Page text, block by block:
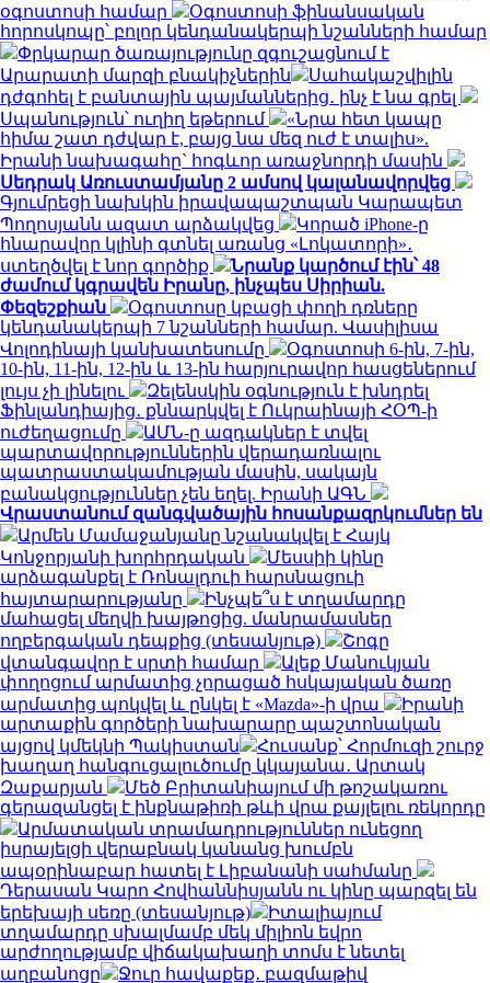
օգոստոսի համար
Օգոստոսի ֆինանսական
հորոսկոպը՝ բոլոր կենդանակերպի նշանների համար
Փրկարար ծառայությունը զգուշացնում է
Արարատի մարզի բնակիչներին
Սահակաշվիլին
դժգոհել է բանտային պայմաններից․ ինչ է նա գրել
Սպանություն՝ ուղիղ եթերում
«Նրա հետ կապը
հիմա շատ դժվար է, բայց նա մեզ ուժ է տալիս».
Իրանի նախագահը` հոգևոր առաջնորդի մասին
Սեդրակ Առուստամյանը 2 ամսով կալանավորվեց
Գյումրեցի նախկին իրավապաշտպան Կարապետ
Պողոսյանն ազատ արձակվեց
Կորած iPhone-ը
հնարավոր կլինի գտնել առանց «Լոկատորի»․
ստեղծվել է նոր գործիք
Նրանք կարծում էին՝ 48
ժամում կգրավեն Իրանը, ինչպես Սիրիան.
Փեզեշքիան
Օգոստոսը կբացի փողի դռները
կենդանակերպի 7 նշանների համար. Վասիլիսա
Վոլոդինայի կանխատեսումը
Օգոստոսի 6-ին, 7-ին,
10-ին, 11-ին, 12-ին և 13-ին հարյուրավոր հասցեներում
լույս չի լինելու
Զելենսկին օգնություն է խնդրել
Ֆինլանդիայից․ քննարկվել է Ուկրաինայի ՀՕՊ-ի
ուժեղացումը
ԱՄՆ-ը ազդակներ է տվել
պարտավորություններին վերադառնալու
պատրաստակամության մասին, սակայն
բանակցություններ չեն եղել. Իրանի ԱԳՆ
Վրաստանում զանգվածային հոսանքազրկումներ են
Արմեն Մամաջանյանը նշանակվել է Հայկ
Կոնջորյանի խորհրդական
Մեսսիի կինը
արձագանքել է Ռոնալդուի հարսնացուի
հայտարարությանը
Ինչպե՞ս է տղամարդը
մահացել մեղվի խայթոցից. մանրամասներ
ողբերգական դեպքից (տեսանյութ)
Շոգը
վտանգավոր է սրտի համար
Ալեք Մանուկյան
փողոցում արմատից չորացած հսկայական ծառը
արմատից պոկվել և ընկել է «Mazda»-ի վրա
Իրանի
արտաքին գործերի նախարարը պաշտոնական
այցով կմեկնի Պակիստան
Հուսանք՝ Հորմուզի շուրջ
խաղաղ հանգուցալուծումը կկայանա․ Արտակ
Զաքարյան
Մեծ Բրիտանիայում մի թոշակառու
գերազանցել է ինքնաթիռի թևի վրա քայլելու ռեկորդը
Արմատական տրամադրություններ ունեցող
իսրայելցի վերաբնակ կանանց խումբն
ապօրինաբար հատել է Լիբանանի սահմանը
Դերասան Կարո Հովհաննիսյանն ու կինը պարզել են
երեխայի սեռը (տեսանյութ)
Իտալիայում
տղամարդը սխալմամբ մեկ միլիոն եվրո
արժողությամբ վիճակախաղի տոմս է նետել
աղբանոցը
Ջուր հավաքեք․ բազմաթիվ